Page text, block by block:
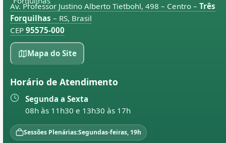
Av. Professor Justino Alberto Tietbohl, 498 – Centro – Três
Forquilhas – RS, Brasil
CEP 95575-000
Mapa do Site
Horário de Atendimento
Segunda a Sexta
08h às 11h30 e 13h30 às 17h
Sessões Plenárias:Segundas-feiras, 19h